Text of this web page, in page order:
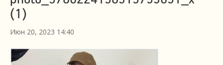
(1)
Июн 20, 2023 14:40